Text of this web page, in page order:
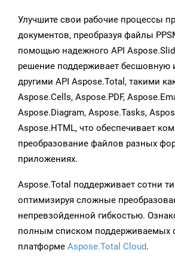
Улучшите свои рабочие процессы
документов, преобразуя файлы
помощью надежного API
решение поддерживает бесшовную
другими API Aspose.Total, такими
Aspose.Cells, Aspose.PDF,
Aspose.Diagram, Aspose.Tasks,
Aspose.HTML, что обеспечивает
преобразование файлов разных
приложениях.
Aspose.Total поддерживает сотни
оптимизируя сложные
непревзойденной гибкостью.
полным списком поддерживаемых
платформе Aspose.Total Cloud.